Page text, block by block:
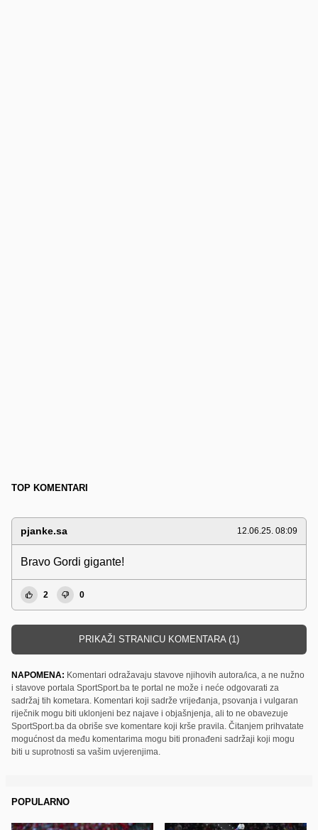
TOP KOMENTARI
pjanke.sa 12.06.25. 08:09
Bravo Gordi gigante!
2 0
PRIKAŽI STRANICU KOMENTARA (1)
NAPOMENA: Komentari odražavaju stavove njihovih autora/ica, a ne nužno
i stavove portala SportSport.ba te portal ne može i neće odgovarati za
sadržaj tih kometara. Komentari koji sadrže vrijeđanja, psovanja i vulgaran
riječnik mogu biti uklonjeni bez najave i objašnjenja, ali to ne obavezuje
SportSport.ba da obriše sve komentare koji krše pravila. Čitanjem prihvatate
mogućnost da među komentarima mogu biti pronađeni sadržaji koji mogu
biti u suprotnosti sa vašim uvjerenjima.
POPULARNO